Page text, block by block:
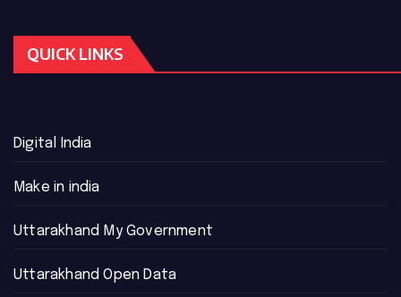
QUICK LINKS
Digital India
Make in india
Uttarakhand My Government
Uttarakhand Open Data